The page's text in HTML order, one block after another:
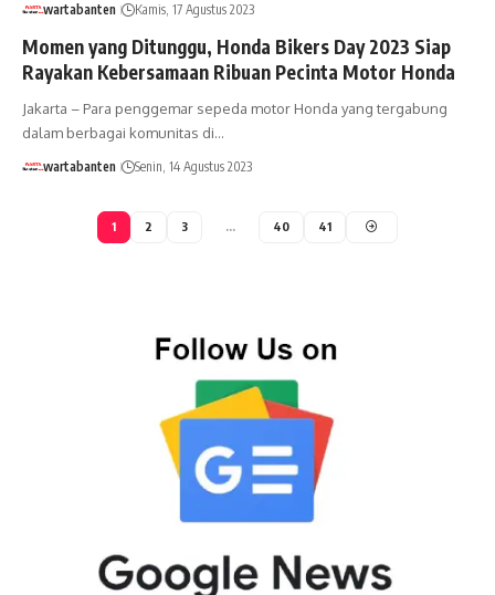
wartabanten Kamis, 17 Agustus 2023
Momen yang Ditunggu, Honda Bikers Day 2023 Siap
Rayakan Kebersamaan Ribuan Pecinta Motor Honda
Jakarta – Para penggemar sepeda motor Honda yang tergabung
dalam berbagai komunitas di…
wartabanten Senin, 14 Agustus 2023
1 2 3 … 40 41